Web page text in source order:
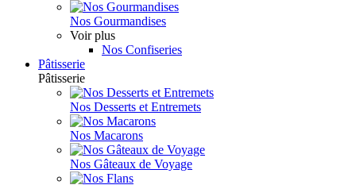
Nos Gourmandises
Voir plus
Nos Confiseries
Pâtisserie
Pâtisserie
Nos Desserts et Entremets
Nos Macarons
Nos Gâteaux de Voyage